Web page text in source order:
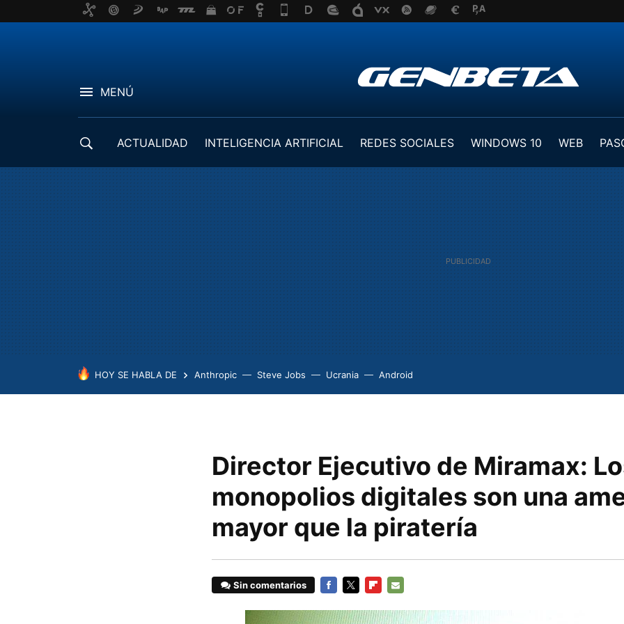
MENÚ
ACTUALIDAD INTELIGENCIA ARTIFICIAL REDES SOCIALES WINDOWS 10 WEB
HOY SE HABLA DE Anthropic Steve Jobs Ucrania Android
Director Ejecutivo de Miramax:
monopolios digitales son una
mayor que la piratería
Sin comentarios
MAIL